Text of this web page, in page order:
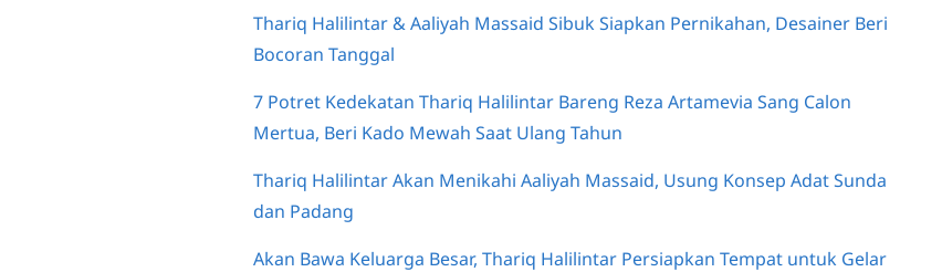
Thariq Halilintar & Aaliyah Massaid Sibuk Siapkan Pernikahan, Desainer Beri
Bocoran Tanggal
7 Potret Kedekatan Thariq Halilintar Bareng Reza Artamevia Sang Calon
Mertua, Beri Kado Mewah Saat Ulang Tahun
Thariq Halilintar Akan Menikahi Aaliyah Massaid, Usung Konsep Adat Sunda
dan Padang
Akan Bawa Keluarga Besar, Thariq Halilintar Persiapkan Tempat untuk Gelar